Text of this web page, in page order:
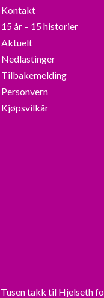
Kontakt
15 år – 15 historier
Aktuelt
Nedlastinger
Tilbakemelding
Personvern
Kjøpsvilkår
Tusen takk til Hjelseth